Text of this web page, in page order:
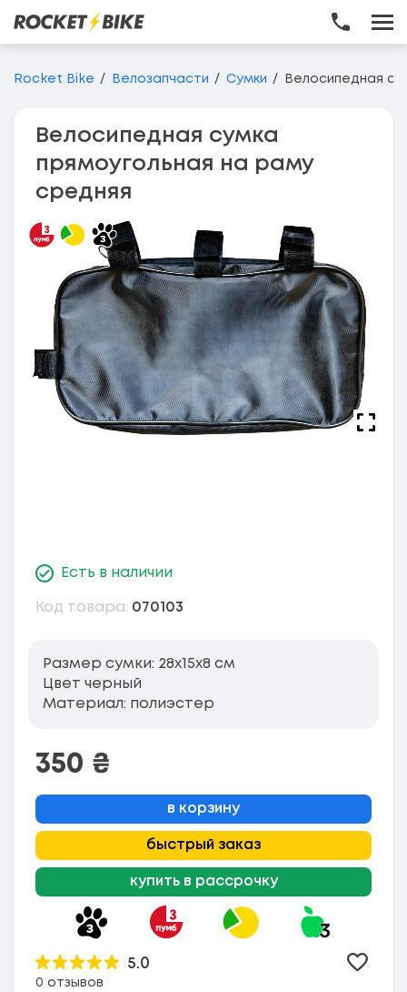
Перейти до основного вмісту
Rocket Bike Велозапчасти Сумки Велосипедная
Велосипедная сумка
прямоугольная на раму
средняя
Есть в наличии
Код товара: 070103
Размер сумки: 28x15x8 см
Цвет черный
Материал: полиэстер
350 ₴
в корзину
быстрый заказ
купить в рассрочку
5.0
0 отзывов